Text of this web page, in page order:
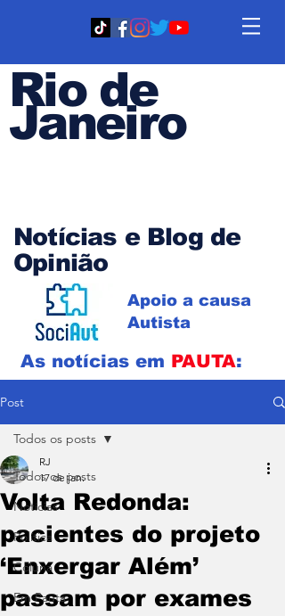
Rio de
Janeiro
Notícias e Blog de
Opinião
Apoio a causa
Autista
As notícias em PAUTA:
Post
Todos os posts
Notícias
Política
Coluna
Em Pauta
Todos os posts
Volta Redonda:
pacientes do projeto
‘Enxergar Além’
passam por exames
RJ
17 de jan.